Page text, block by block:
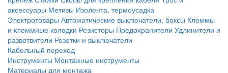
аксессуары Метизы Изолента, термоусадка
Электротовары Автоматические выключатели, боксы Клеммы
и клеммные колодки Резисторы Предохранители Удлинители и
разветвители Розетки и выключатели
Кабельный переход
Инструменты Монтажные инструменты
Материалы для монтажа